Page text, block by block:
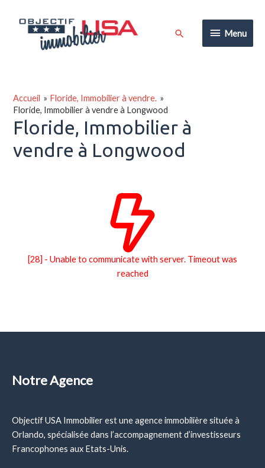
contenu
Menu
Menu
Rechercher
Accueil
Floride, Immobilier à vendre.
Floride, Immobilier à vendre à Longwood
Floride, Immobilier à
vendre à Longwood
[28] - Unable to communicate with server. Timeout was
reached
Notre Agence
Objectif USA Immobilier est une agence immobilière située à
Orlando, spécialisée dans l’accompagnement d’investisseurs
Francophones aux Etats-Unis.